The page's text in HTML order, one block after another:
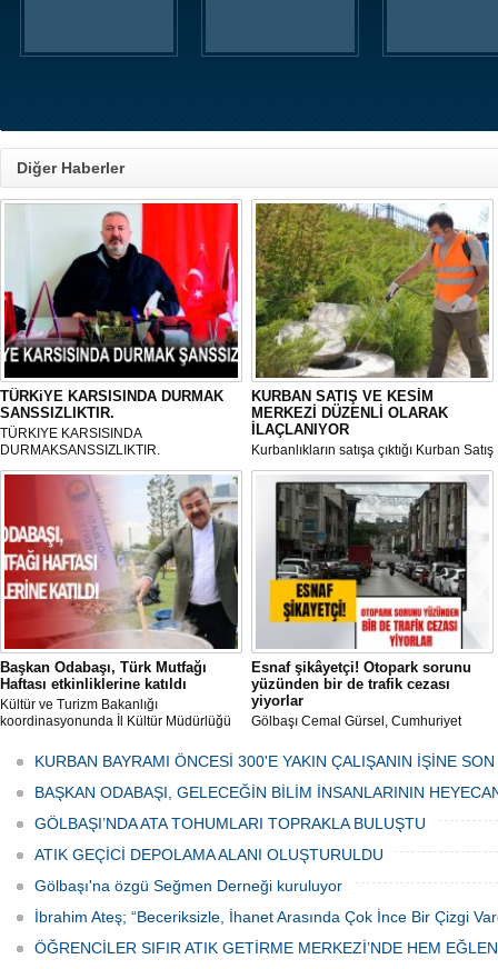
Diğer Haberler
TÜRKiYE KARSISINDA DURMAK
SANSSIZLIKTIR.
TÜRKIYE KARSISINDA
DURMAKSANSSIZLIKTIR.
KURBAN SATIŞ VE KESİM
MERKEZİ DÜZENLİ OLARAK
İLAÇLANIYOR
Kurbanlıkların satışa çıktığı Kurban Satış
ve Kesim Merkezi, haşere ve
mikropların önüne geçilmesi amacıyla
her gün Gölbaşı Belediyesi ekipleri
tarafından düzenli olarak ilaçlanıyor.
Başkan Odabaşı, Türk Mutfağı
Haftası etkinliklerine katıldı
Kültür ve Turizm Bakanlığı
koordinasyonunda İl Kültür Müdürlüğü
Haftası" etkinlikleri Ankara'da devam
ediyor.
Esnaf şikâyetçi! Otopark sorunu
yüzünden bir de trafik cezası
yiyorlar
Gölbaşı Cemal Gürsel, Cumhuriyet
bulunan esnaf ve alışverişe gelen
vatandaşlar park cezaları yüzünden
canından bezdi.
KURBAN BAYRAMI ÖNCESİ 300'E YAKIN ÇALIŞANIN İŞİNE
BAŞKAN ODABAŞI, GELECEĞİN BİLİM İNSANLARININ
GÖLBAŞI’NDA ATA TOHUMLARI TOPRAKLA BULUŞTU
ATIK GEÇİCİ DEPOLAMA ALANI OLUŞTURULDU
Gölbaşı'na özgü Seğmen Derneği kuruluyor
İbrahim Ateş; “Beceriksizle, İhanet Arasında Çok İnce Bir Çizgi
ÖĞRENCİLER SIFIR ATIK GETİRME MERKEZİ’NDE HEM